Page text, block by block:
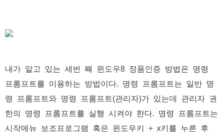
내가 알고 있는 세번 째 윈도우8 정품인증 방법은 명령
프롬프트를 이용하는 방법이다. 명령 프롬프트는 일반 명
령 프롬프트와 명령 프롬프트(관리자)가 있는데 관리자 권
한의 명령 프롬프트를 실행 시켜야 한다. 명령 프롬프트는
시작메뉴 보조프로그램 혹은 윈도우키 + x키를 누른 후